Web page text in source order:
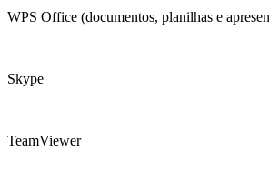
WPS Office (documentos, planilhas e
Skype
TeamViewer